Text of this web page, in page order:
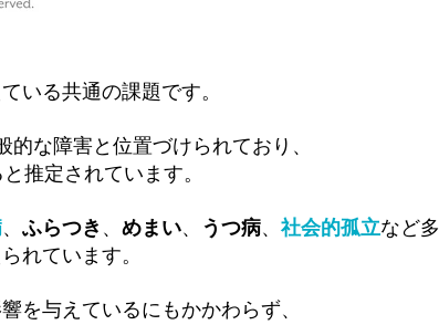
いる共通の課題です。
的な障害と位置づけられており、
推定されています。
、 ふらつき 、 めまい、 うつ病、 社会的孤立など多
れています。
を与えているにもかかわらず、